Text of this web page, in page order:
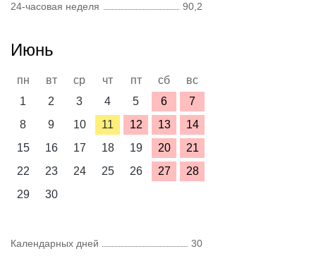
24-часовая неделя
90,2
Июнь
пн вт ср чт пт сб
вс
1
2 3 4 5 6
7
8
9 10 11 12 13
14
15
16 17 18 19 20
21
22
23 24 25 26 27
28
29
30
Календарных дней
30